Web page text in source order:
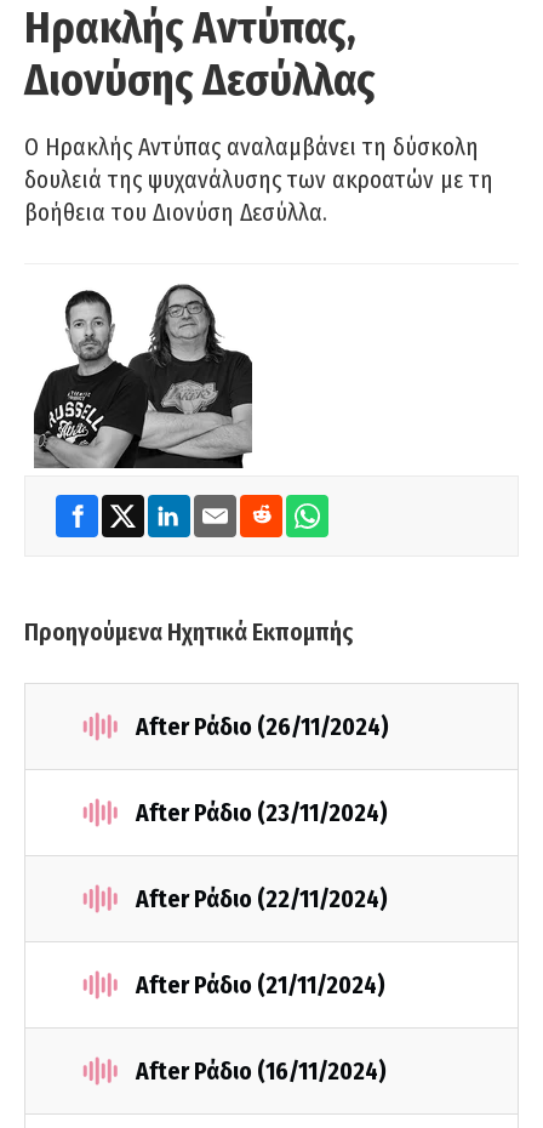
Ηρακλής Αντύπας,
Διονύσης Δεσύλλας
Ο Ηρακλής Αντύπας αναλαμβάνει τη δύσκολη
δουλειά της ψυχανάλυσης των ακροατών με τη
βοήθεια του Διονύση Δεσύλλα.
Προηγούμενα Ηχητικά Εκπομπής
After Ράδιο (26/11/2024)
After Ράδιο (23/11/2024)
After Ράδιο (22/11/2024)
After Ράδιο (21/11/2024)
After Ράδιο (16/11/2024)